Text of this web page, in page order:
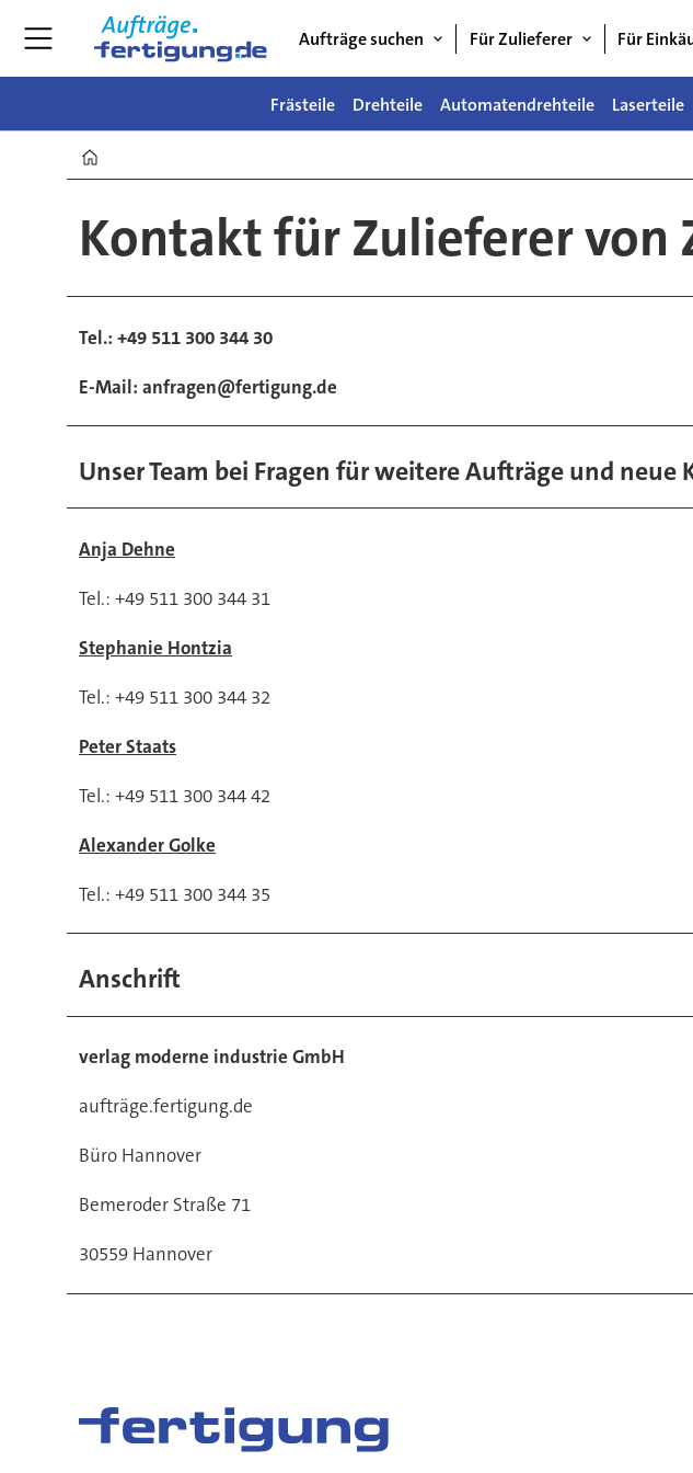
Aufträge suchen Für Zulieferer Für
Frästeile Drehteile Automatendrehteile Laserteile
Kontakt
Zulieferer
Metallbearbeitung
Kontakt für Zulieferer von
Tel.: +49 511 300 344 30
E-Mail: anfragen@fertigung.de
Unser Team bei Fragen für weitere Aufträge und neue
Anja Dehne
Tel.: +49 511 300 344 31
Stephanie Hontzia
Tel.: +49 511 300 344 32
Peter Staats
Tel.: +49 511 300 344 42
Alexander Golke
Tel.: +49 511 300 344 35
Anschrift
verlag moderne industrie GmbH
aufträge.fertigung.de
Büro Hannover
Bemeroder Straße 71
30559 Hannover